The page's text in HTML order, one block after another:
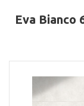
Eva Bianco